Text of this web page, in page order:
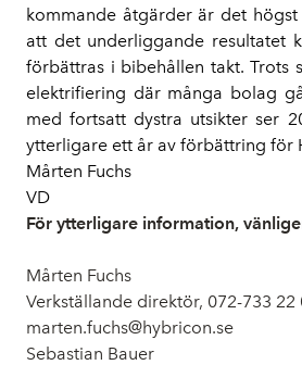
kommande åtgärder är det
att det underliggande resultatet
förbättras i bibehållen takt. Trots
elektrifiering där många bolag
med fortsatt dystra utsikter ser
ytterligare ett år av förbättring för
Mårten Fuchs
VD
För ytterligare information,
Mårten Fuchs
Verkställande direktör, 072-733 22
marten.fuchs@hybricon.se
Sebastian Bauer